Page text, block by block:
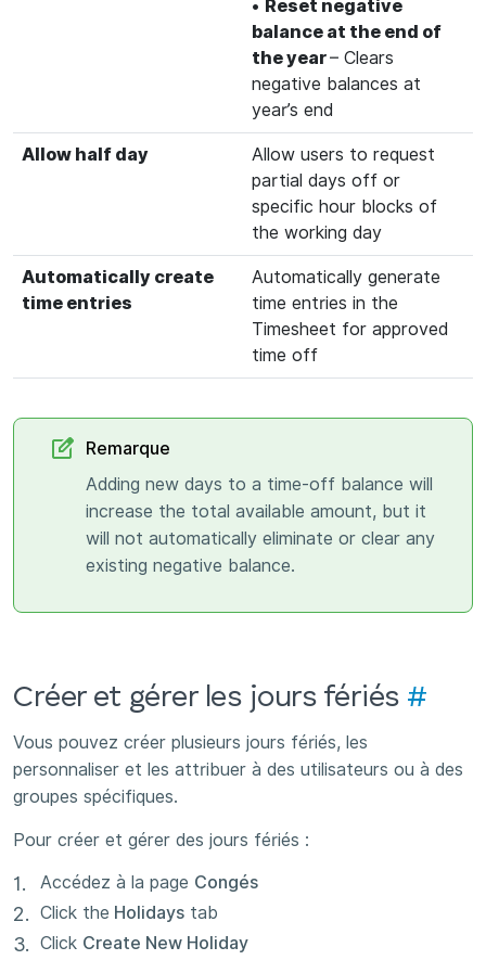
• Reset negative
balance at the end of
the year– Clears
negative balances at
year’s end
Allow half day
Allow users to request
partial days off or
specific hour blocks of
the working day
Automatically create
time entries
Automatically generate
time entries in the
Timesheet for approved
time off
Remarque
Adding new days to a time-off balance will
increase the total available amount, but it
will not automatically eliminate or clear any
existing negative balance.
Créer et gérer les jours fériés #
Vous pouvez créer plusieurs jours fériés, les
personnaliser et les attribuer à des utilisateurs ou à des
groupes spécifiques.
Pour créer et gérer des jours fériés :
Accédez à la page Congés
Click the Holidays tab
Click Create New Holiday